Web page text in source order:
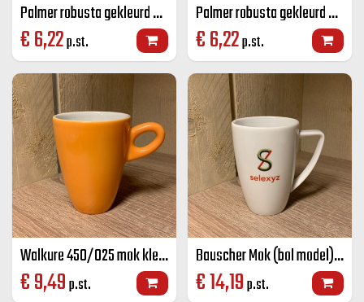
Palmer robusta gekleurd senseo mok grijs 18 CL
€6,22p.st.
Palmer robusta gekleurd senseo mok zwart 18 CL
€6,22p.st.
Walkure 450/025 mok kleur 25 cl
€9,49p.st.
Bauscher Mok (bol model) wit 28 cl
€14,19p.st.